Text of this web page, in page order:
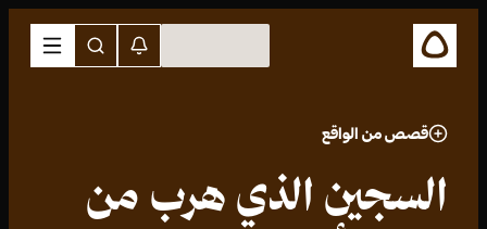
قصص من الواقع
السجين الذي هرب من